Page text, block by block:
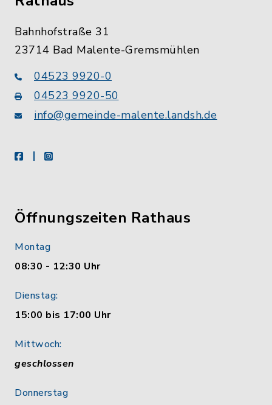
Bahnhofstraße 31
23714 Bad Malente-Gremsmühlen
04523 9920-0
04523 9920-50
info@gemeinde-malente.landsh.de
facebookinstagram
Öffnungszeiten Rathaus
Montag
08:30 - 12:30 Uhr
Dienstag:
15:00 bis 17:00 Uhr
Mittwoch:
geschlossen
Donnerstag